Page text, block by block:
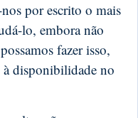
por escrito o mais
lo, embora não
fazer isso,
à disponibilidade no